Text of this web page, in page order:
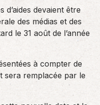
d’aides devaient être
des médias et des
le 31 août de l’année
à compter de
sera remplacée par le